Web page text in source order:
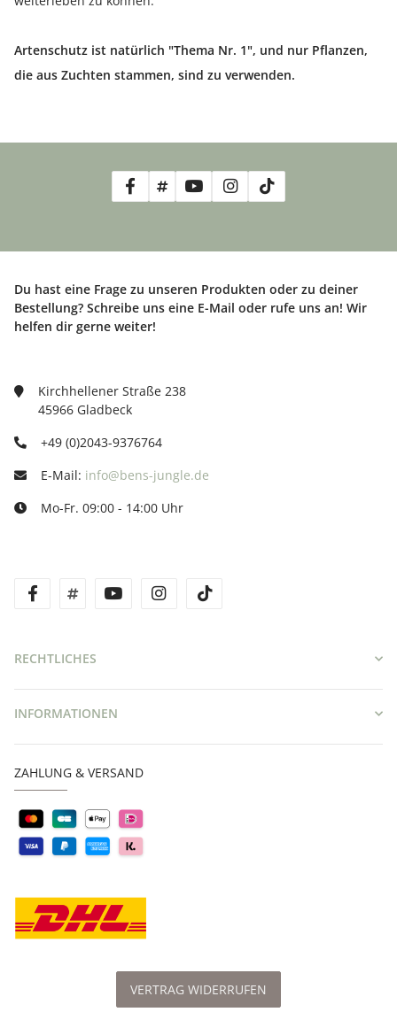
Artenschutz ist natürlich "Thema Nr. 1", und nur Pflanzen,
die aus Zuchten stammen, sind zu verwenden.
Du hast eine Frage zu unseren Produkten oder zu deiner
Bestellung? Schreibe uns eine E-Mail oder rufe uns an! Wir
helfen dir gerne weiter!
Kirchhellener Straße 238
45966 Gladbeck
+49 (0)2043-9376764
E-Mail: info@bens-jungle.de
Mo-Fr. 09:00 - 14:00 Uhr
facebooktwitter youtube instagram
RECHTLICHES
INFORMATIONEN
ZAHLUNG & VERSAND
VERTRAG WIDERRUFEN